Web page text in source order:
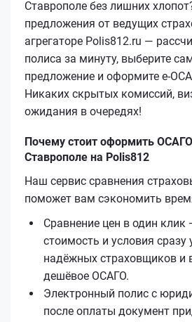
Ставрополе без лишних
предложения от ведущих
агрегаторе Polis812.ru —
полиса за минуту, выберите
предложение и оформите
Никаких скрытых комиссий,
ожидания в очередях!
Почему стоит оформить
Ставрополе на Polis812
Наш сервис сравнения
поможет вам сэкономить
Сравнение цен в один клик
стоимость и условия сразу
надёжных страховщиков и
дешёвое ОСАГО.
Электронный полис с
после оплаты документ